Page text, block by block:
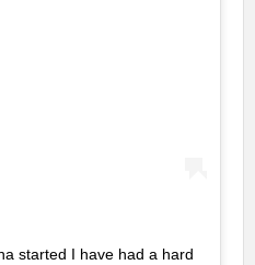
started I have had a hard